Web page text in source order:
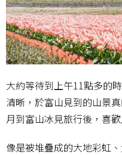
大約等待到上午11點多的
清晰，於富山見到的山景
月到富山冰見旅行後，喜
像是被堆疊成的大地彩虹